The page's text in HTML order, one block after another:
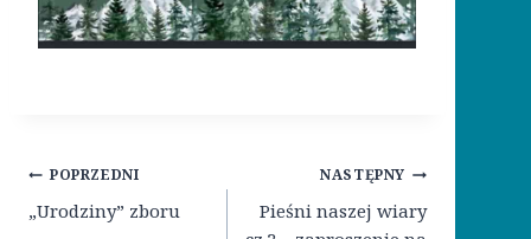
Nawigacja
wpisu
POPRZEDNI
„Urodziny” zboru
NASTĘPNY
Pieśni naszej wiary